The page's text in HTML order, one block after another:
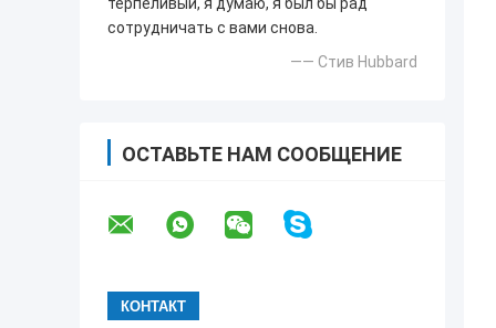
терпеливый, я думаю, я был бы рад
сотрудничать с вами снова.
—— Стив Hubbard
ОСТАВЬТЕ НАМ СООБЩЕНИЕ